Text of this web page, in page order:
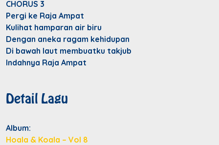
CHORUS 3
Pergi ke Raja Ampat
Kulihat hamparan air biru
Dengan aneka ragam kehidupan
Di bawah laut membuatku takjub
Indahnya Raja Ampat
Detail Lagu
Album:
Hoala & Koala – Vol 8